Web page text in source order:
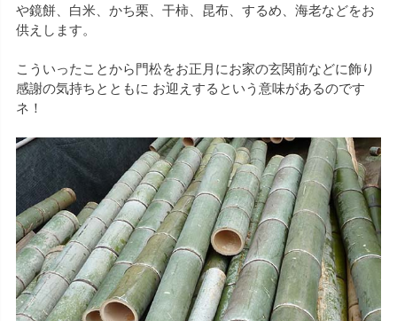
や鏡餅、白米、かち栗、干柿、昆布、するめ、海老などをお
供えします。
こういったことから門松をお正月にお家の玄関前などに飾り
感謝の気持ちとともに お迎えするという意味があるのです
ネ！